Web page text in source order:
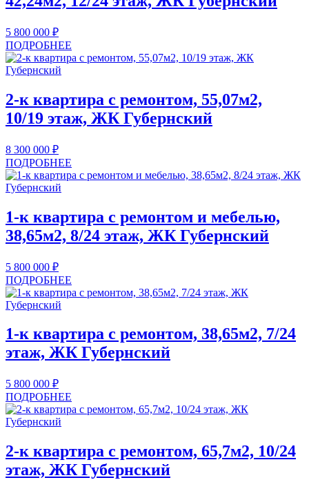
5 800 000 ₽
ПОДРОБНЕЕ
2-к квартира с ремонтом, 55,07м2,
10/19 этаж, ЖК Губернский
8 300 000 ₽
ПОДРОБНЕЕ
1-к квартира с ремонтом и мебелью,
38,65м2, 8/24 этаж, ЖК Губернский
5 800 000 ₽
ПОДРОБНЕЕ
1-к квартира с ремонтом, 38,65м2, 7/24
этаж, ЖК Губернский
5 800 000 ₽
ПОДРОБНЕЕ
2-к квартира с ремонтом, 65,7м2, 10/24
этаж, ЖК Губернский